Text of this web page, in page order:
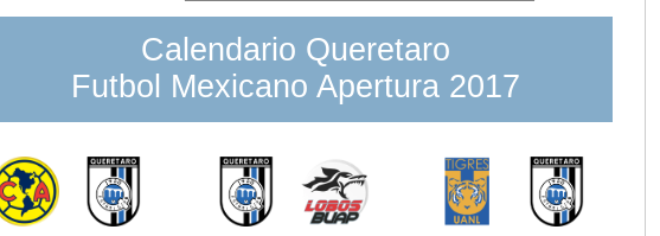
Calendario Queretaro
Futbol Mexicano Apertura 2017